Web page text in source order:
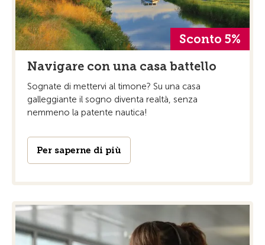
Sconto 5%
Navigare con una casa battello
Sognate di mettervi al timone? Su una casa
galleggiante il sogno diventa realtà, senza
nemmeno la patente nautica!
Per saperne di più